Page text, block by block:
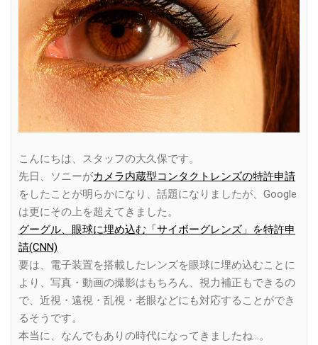
こんにちは、スタッフの大久保です。
先日、ソニーがカメラ内蔵型コンタクトレンズの特許申請
をしたことが明らかになり、話題になりましたが、Google
は更にその上を超えてきました。
グーグル、眼球に埋め込む「サイボーグレンズ」を特許申
請(CNN)
要は、電子装置を搭載したレンズを眼球に埋め込むことに
より、写真・動画の撮影はもちろん、視力補正もできるの
で、近視・遠視・乱視・老眼などにも対応することができ
るそうです。
本当に、なんでもありの時代になってきましたね…。